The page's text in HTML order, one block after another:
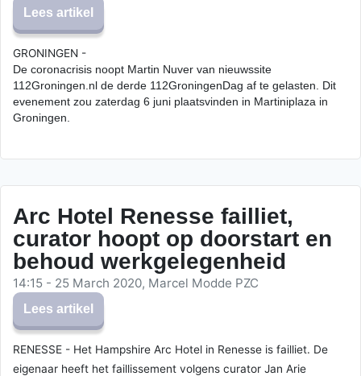
Lees artikel
GRONINGEN -
De coronacrisis noopt Martin Nuver van nieuwssite
112Groningen.nl de derde 112GroningenDag af te gelasten. Dit
evenement zou zaterdag 6 juni plaatsvinden in Martiniplaza in
Groningen.
Arc Hotel Renesse failliet,
curator hoopt op doorstart en
behoud werkgelegenheid
14:15 - 25 March 2020, Marcel Modde PZC
Lees artikel
RENESSE - Het Hampshire Arc Hotel in Renesse is failliet. De
eigenaar heeft het faillissement volgens curator Jan Arie